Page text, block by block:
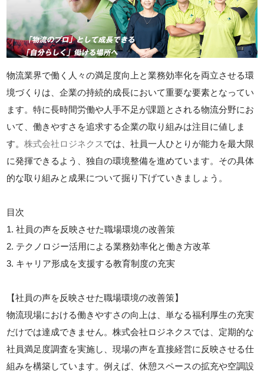
物流業界で働く人々の満足度向上と業務効率化を両立させる環
境づくりは、企業の持続的成長において重要な要素となってい
ます。特に長時間労働や人手不足が課題とされる物流分野にお
いて、働きやすさを追求する企業の取り組みは注目に値しま
す。株式会社ロジネクス では、社員一人ひとりが能力を最大限
に発揮できるよう、独自の環境整備を進めています。その具体
的な取り組みと成果について掘り下げていきましょう。
目次
1. 社員の声を反映させた職場環境の改善策
2. テクノロジー活用による業務効率化と働き方改革
3. キャリア形成を支援する教育制度の充実
【社員の声を反映させた職場環境の改善策】
物流現場における働きやすさの向上は、単なる福利厚生の充実
だけでは達成できません。株式会社ロジネクスでは、定期的な
社員満足度調査を実施し、現場の声を直接経営に反映させる仕
組みを構築しています。例えば、休憩スペースの拡充や空調設